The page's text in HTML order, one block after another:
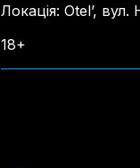
Локація: Otel’,
18+